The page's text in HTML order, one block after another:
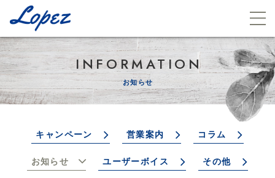
INFORMATION
お知らせ
キャンペーン 営業案内 コラム
お知らせ ユーザーボイス その他